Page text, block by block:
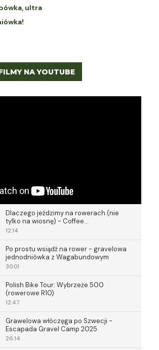
ultra
NA YOUTUBE
Dlaczego jeździmy na rowerach (nie
tylko na wiosnę) - Coffee...
12:14
Po prostu wsiądź na rower - gravelowa
jednodniówka z Wagabundowym
30:01
Polish Bike Tour: Wybrzeże 500
(rowerowe R10)
12:47
Grawelowa włóczęga po Szwecji -
Escapada Gravel Camp 2025
26:14